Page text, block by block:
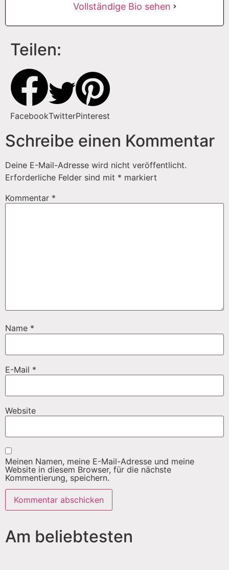
Vollständige Bio sehen
Teilen:
FacebookTwitterPinterest
Schreibe einen Kommentar
Deine E-Mail-Adresse wird nicht veröffentlicht.
Erforderliche Felder sind mit * markiert
Kommentar *
Name *
E-Mail *
Website
Meinen Namen, meine E-Mail-Adresse und meine
Website in diesem Browser, für die nächste
Kommentierung, speichern.
Am beliebtesten